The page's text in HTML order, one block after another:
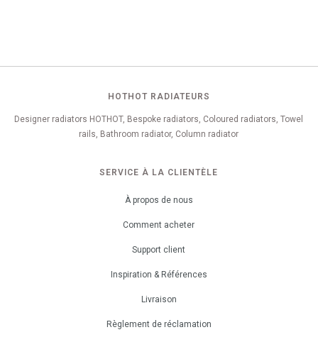
HOTHOT RADIATEURS
Designer radiators HOTHOT, Bespoke radiators, Coloured radiators, Towel
rails, Bathroom radiator, Column radiator
SERVICE À LA CLIENTÈLE
À propos de nous
Comment acheter
Support client
Inspiration & Références
Livraison
Règlement de réclamation